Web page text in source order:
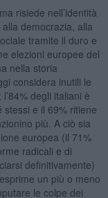
risiede nell’identità
democrazia, alla
tramite il duro e
elezioni europee del
nella storia
considera inutili le
degli italiani è
e il 69% ritiene
più. A ciò sia
europea (il 71%
radicali e di
definitivamente)
un più o meno
le colpe dei